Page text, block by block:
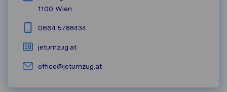
1100 Wien
0664 5788434
jetumzug.at
office@jetumzug.at